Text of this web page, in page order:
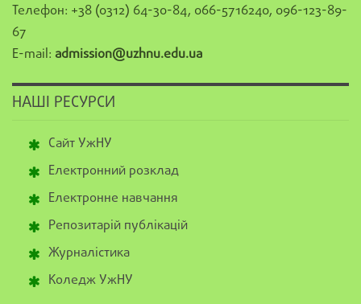
Телефон: +38 (0312) 64-30-84, 066-5716240, 096-123-89-
67
E-mail: admission@uzhnu.edu.ua
НАШІ РЕСУРСИ
Сайт УжНУ
Електронний розклад
Електронне навчання
Репозитарій публікацій
Журналістика
Коледж УжНУ